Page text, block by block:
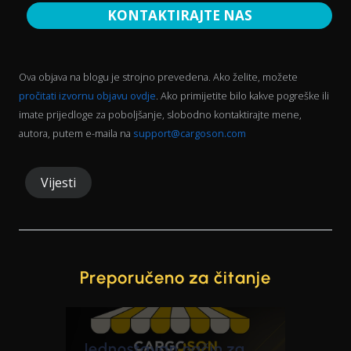
KONTAKTIRAJTE NAS
Ova objava na blogu je strojno prevedena. Ako želite, možete
pročitati izvornu objavu ovdje. Ako primijetite bilo kakve pogreške ili
imate prijedloge za poboljšanje, slobodno kontaktirajte mene,
autora, putem e-maila na support@cargoson.com
Vijesti
Preporučeno za čitanje